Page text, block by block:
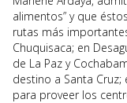
alimentos” y que
rutas más
Chuquisaca; en
de La Paz y
destino a Santa Cruz;
para proveer los